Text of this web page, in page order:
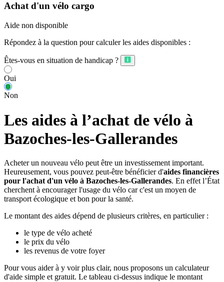
Achat d'un vélo cargo
Aide non disponible
Répondez à la question pour calculer les aides disponibles :
Êtes-vous en situation de handicap ?
Oui
Non
Les aides à l’achat de vélo à
Bazoches-les-Gallerandes
Acheter un nouveau vélo peut être un investissement important.
Heureusement, vous pouvez peut-être bénéficier d'aides financières
pour l'achat d'un vélo à Bazoches-les-Gallerandes. En effet l’État
cherchent à encourager l'usage du vélo car c'est un moyen de
transport écologique et bon pour la santé.
Le montant des aides dépend de plusieurs critères, en particulier :
le type de vélo acheté
le prix du vélo
les revenus de votre foyer
Pour vous aider à y voir plus clair, nous proposons un calculateur
d'aide simple et gratuit. Le tableau ci-dessus indique le montant